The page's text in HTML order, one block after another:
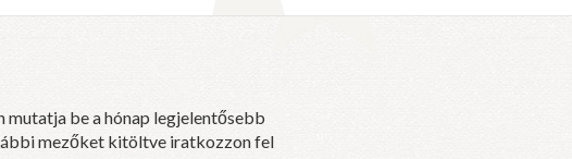
mutatja be a hónap legjelentősebb
mezőket kitöltve iratkozzon fel